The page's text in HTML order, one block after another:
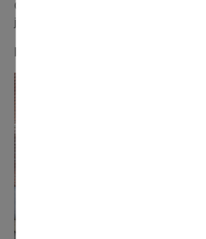
Carnaval représente le côté festif, le
joie des enfants ».
Dominique et Christiane (Léonardo